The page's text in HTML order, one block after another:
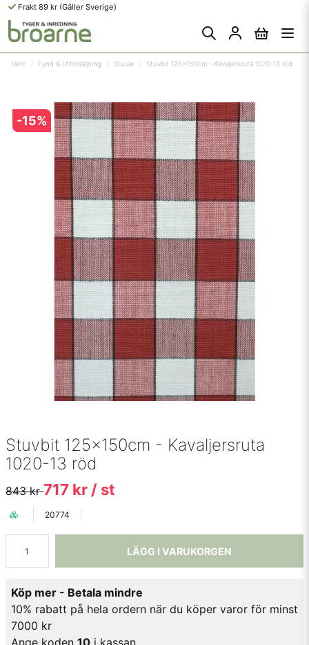
Frakt 89 kr (Gäller Sverige)
Hem Fynd & Utförsäljning Stuvar Stuvbit 125x150cm - Kavaljersruta 1020-13 röd
-15%
Stuvbit 125x150cm - Kavaljersruta
1020-13 röd
843 kr717 kr / st
20774
LÄGG I VARUKORGEN
Köp mer - Betala mindre
10% rabatt på hela ordern när du köper varor för minst
7000 kr
Ange koden 10 i kassan